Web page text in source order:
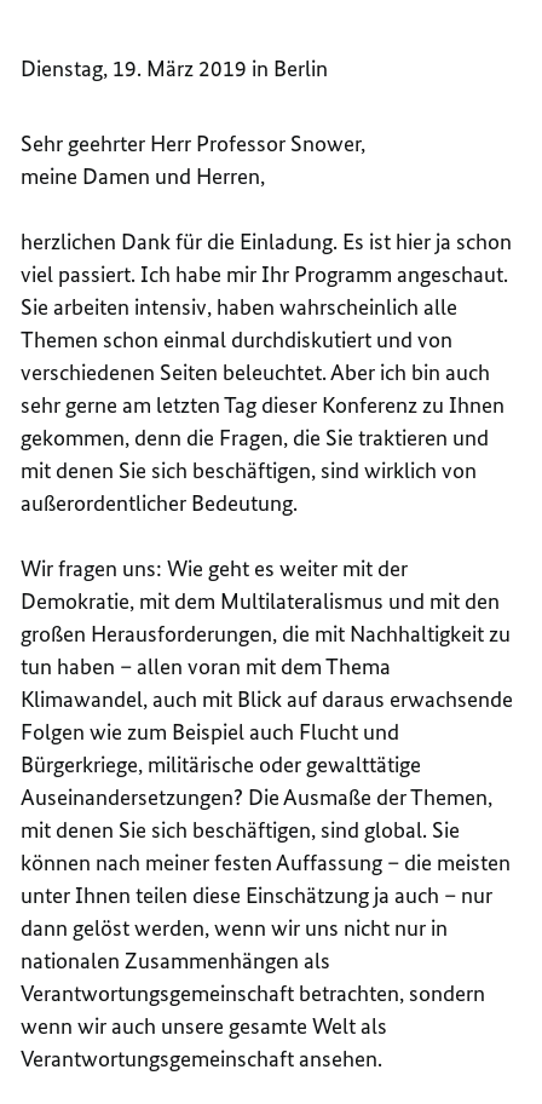
MÄRZ
2019
19.
MÄRZ
Dienstag, 19. März 2019 in Berlin
Sehr geehrter Herr Professor Snower,
meine Damen und Herren,
herzlichen Dank für die Einladung. Es ist hier ja schon
viel passiert. Ich habe mir Ihr Programm angeschaut.
Sie arbeiten intensiv, haben wahrscheinlich alle
Themen schon einmal durchdiskutiert und von
verschiedenen Seiten beleuchtet. Aber ich bin auch
sehr gerne am letzten Tag dieser Konferenz zu Ihnen
gekommen, denn die Fragen, die Sie traktieren und
mit denen Sie sich beschäftigen, sind wirklich von
außerordentlicher Bedeutung.
Wir fragen uns: Wie geht es weiter mit der
Demokratie, mit dem Multilateralismus und mit den
großen Herausforderungen, die mit Nachhaltigkeit zu
tun haben – allen voran mit dem Thema
Klimawandel, auch mit Blick auf daraus erwachsende
Folgen wie zum Beispiel auch Flucht und
Bürgerkriege, militärische oder gewalttätige
Auseinandersetzungen? Die Ausmaße der Themen,
mit denen Sie sich beschäftigen, sind global. Sie
können nach meiner festen Auffassung – die meisten
unter Ihnen teilen diese Einschätzung ja auch – nur
dann gelöst werden, wenn wir uns nicht nur in
nationalen Zusammenhängen als
Verantwortungsgemeinschaft betrachten, sondern
wenn wir auch unsere gesamte Welt als
Verantwortungsgemeinschaft ansehen.